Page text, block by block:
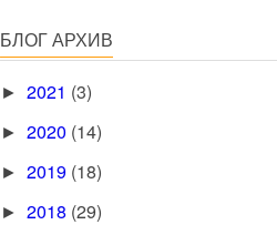
БЛОГ АРХИВ
► 2021 (3)
► 2020 (14)
► 2019 (18)
► 2018 (29)